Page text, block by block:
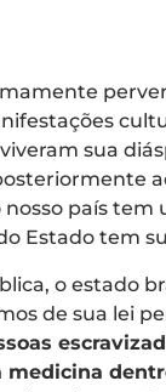
sua
país
Estado tem
o estado
de sua lei